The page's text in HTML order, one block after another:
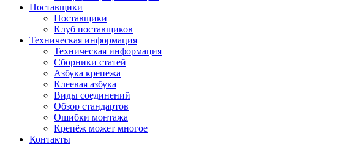
Поставщики
Поставщики
Клуб поставщиков
Техническая информация
Техническая информация
Сборники статей
Азбука крепежа
Клеевая азбука
Виды соединений
Обзор стандартов
Ошибки монтажа
Крепёж может многое
Контакты